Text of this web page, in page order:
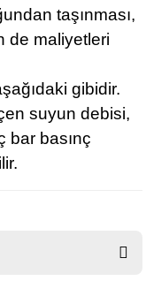
taşınması,
de maliyetleri
gibidir.
suyun debisi,
bar basınç